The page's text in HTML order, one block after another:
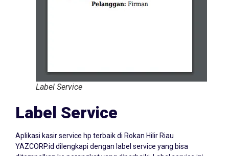
Label Service
Label Service
YAZCORP.id dilengkapi dengan label service yang bisa
ditempelkan ke perangkat yang diperbaiki. Label service ini